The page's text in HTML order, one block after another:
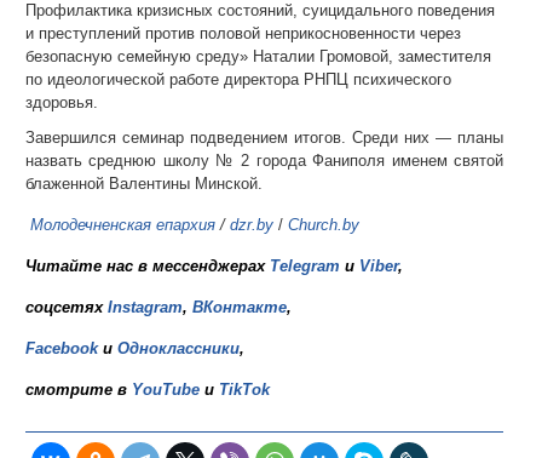
Профилактика кризисных состояний, суицидального поведения
и преступлений против половой неприкосновенности через
безопасную семейную среду» Наталии Громовой, заместителя
по идеологической работе директора РНПЦ психического
здоровья.
Завершился семинар подведением итогов. Среди них — планы
назвать среднюю школу № 2 города Фаниполя именем святой
блаженной Валентины Минской.
Молодечненская епархия/ dzr.by / Church.by
Читайте нас в мессенджерах Telegram и Viber,
соцсетях Instagram, ВКонтакте,
Facebookи Одноклассники,
смотрите в YouTube и TikTok